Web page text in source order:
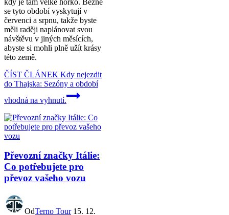
se tyto období vyskytují v
červenci a srpnu, takže byste
měli raději naplánovat svou
návštěvu v jiných měsících,
abyste si mohli plně užít krásy
této země.
ČÍST ČLÁNEK Kdy nejezdit
do Thajska: Sezóny a období
vhodná na vyhnutí.
Převozní značky Itálie:
Co potřebujete pro
převoz vašeho vozu
OdTerno Tour 15. 12.